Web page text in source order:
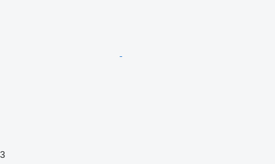
3